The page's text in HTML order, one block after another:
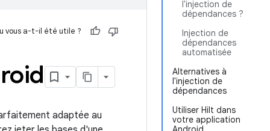
l'injection de
dépendances ?
Injection de
dépendances
automatisée
Alternatives à
l'injection de
dépendances
Utiliser Hilt dans
votre application
vous a-t-il été utile ?
adaptée au